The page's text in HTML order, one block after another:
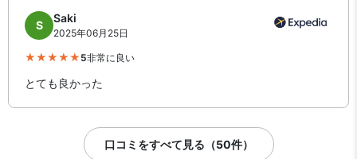
S
Saki
2025年06月25日
5非常に良い
とても良かった
口コミをすべて見る（50件）